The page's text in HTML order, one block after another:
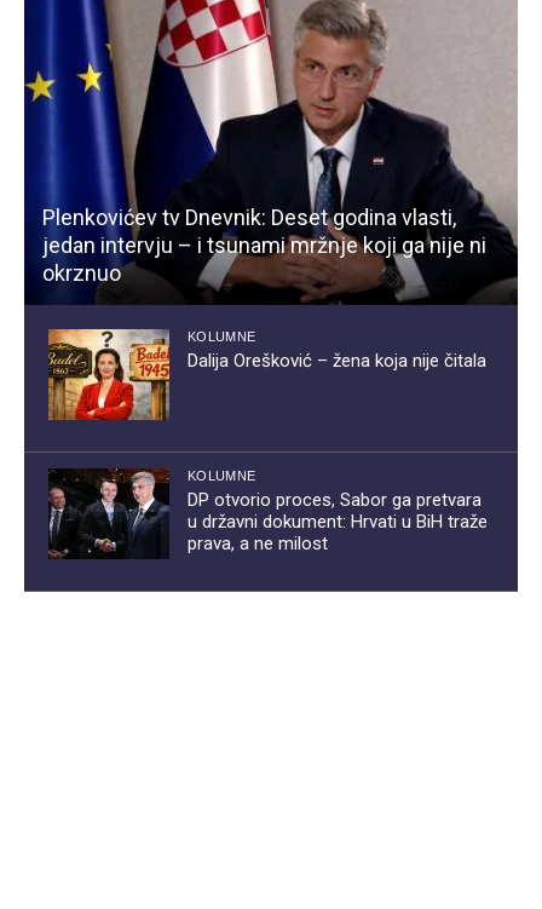
Plenkovićev tv Dnevnik: Deset godina vlasti,
jedan intervju – i tsunami mržnje koji ga nije ni
okrznuo
KOLUMNE
Dalija Orešković – žena koja nije čitala
KOLUMNE
DP otvorio proces, Sabor ga pretvara
u državni dokument: Hrvati u BiH traže
prava, a ne milost